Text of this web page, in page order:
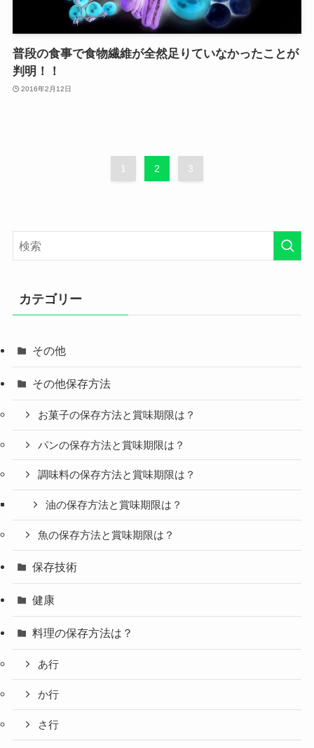
普段の食事で食物繊維が全然足りていなかったことが
判明！！
2016年2月12日
1 2 3
カテゴリー
その他
その他保存方法
お菓子の保存方法と賞味期限は？
パンの保存方法と賞味期限は？
調味料の保存方法と賞味期限は？
油の保存方法と賞味期限は？
魚の保存方法と賞味期限は？
保存技術
健康
料理の保存方法は？
あ行
か行
さ行